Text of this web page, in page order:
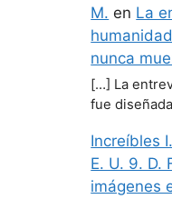
M. en La
nunca
[…] La
fue
Increíbles
E. U. 9. D.
imágenes